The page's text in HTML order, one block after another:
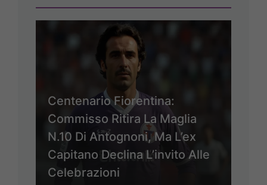
Centenario Fiorentina:
Commisso Ritira La Maglia
N.10 Di Antognoni, Ma L’ex
Capitano Declina L’invito Alle
Celebrazioni